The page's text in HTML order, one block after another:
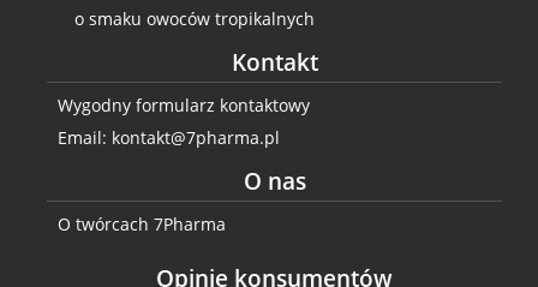
o smaku owoców tropikalnych
Kontakt
Wygodny formularz kontaktowy
Email: kontakt@7pharma.pl
O nas
O twórcach 7Pharma
Opinie konsumentów